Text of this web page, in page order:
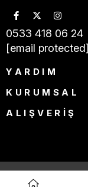
0533 418 06 24
[email protected]
YARDIM
KURUMSAL
ALIŞVERİŞ